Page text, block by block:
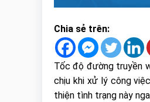
Chia sẻ trên:
Tốc độ đường truyền
chịu khi xử lý công
thiện tình trạng này